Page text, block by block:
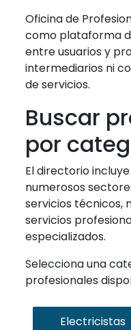
Oficina de
como plataforma
entre usuarios y
intermediarios ni
de servicios.
Buscar
por
El directorio
numerosos
servicios técnicos,
servicios
especializados.
Selecciona una
profesionales
Electricistas